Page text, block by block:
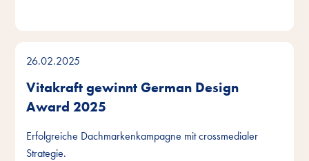
26.02.2025
Vitakraft gewinnt German Design
Award 2025
Erfolgreiche Dachmarkenkampagne mit crossmedialer
Strategie.